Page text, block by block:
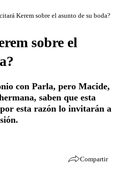
Kerem sobre el asunto de su boda?
sobre el
con Parla, pero Macide,
saben que esta
esta razón lo invitarán a
Compartir